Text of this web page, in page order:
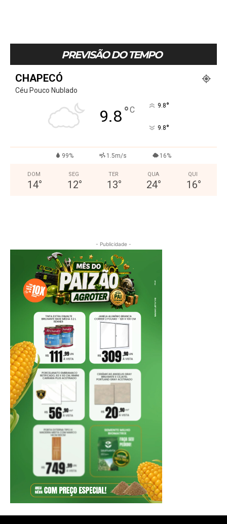
PREVISÃO DO TEMPO
CHAPECÓ
Céu Pouco Nublado
9.8°C 9.8°
9.8°
99% 1.5m/s 16%
DOM
14°
SEG
12°
TER
13°
QUA
24°
QUI
16°
- Publicidade -